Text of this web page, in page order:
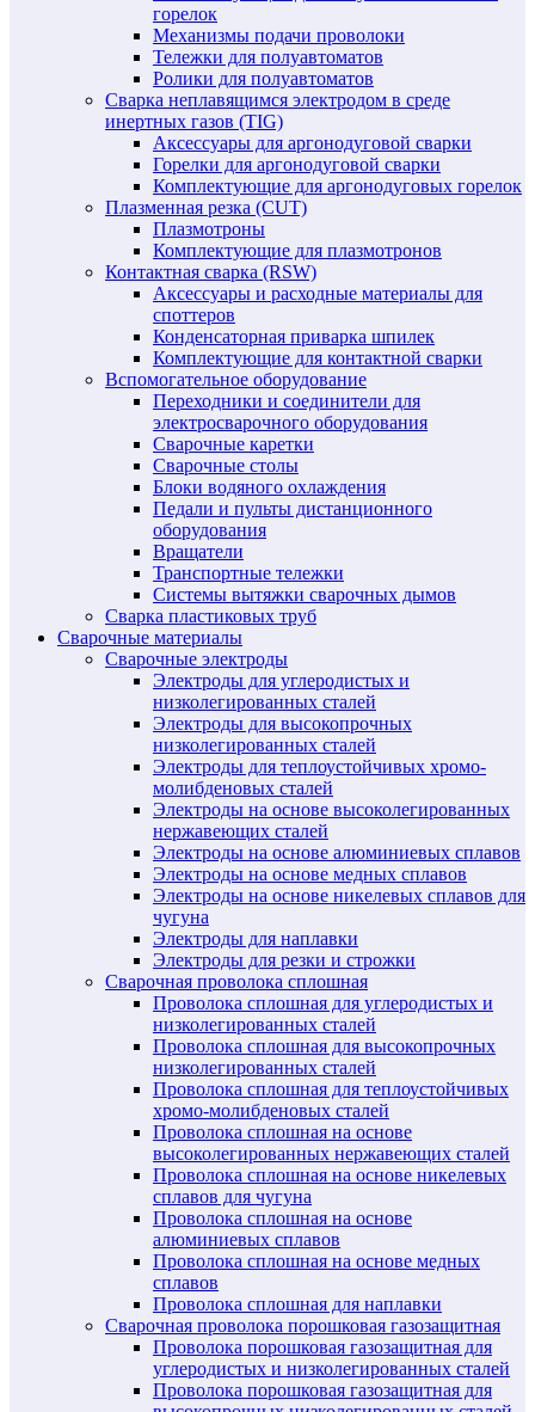
горелок
Механизмы подачи проволоки
Тележки для полуавтоматов
Ролики для полуавтоматов
Сварка неплавящимся электродом в среде
инертных газов (TIG)
Аксессуары для аргонодуговой сварки
Горелки для аргонодуговой сварки
Комплектующие для аргонодуговых горелок
Плазменная резка (CUT)
Плазмотроны
Комплектующие для плазмотронов
Контактная сварка (RSW)
Аксессуары и расходные материалы для
споттеров
Конденсаторная приварка шпилек
Комплектующие для контактной сварки
Вспомогательное оборудование
Переходники и соединители для
электросварочного оборудования
Сварочные каретки
Сварочные столы
Блоки водяного охлаждения
Педали и пульты дистанционного
оборудования
Вращатели
Транспортные тележки
Системы вытяжки сварочных дымов
Сварка пластиковых труб
Сварочные материалы
Сварочные электроды
Электроды для углеродистых и
низколегированных сталей
Электроды для высокопрочных
низколегированных сталей
Электроды для теплоустойчивых хромо-
молибденовых сталей
Электроды на основе высоколегированных
нержавеющих сталей
Электроды на основе алюминиевых сплавов
Электроды на основе медных сплавов
Электроды на основе никелевых сплавов для
чугуна
Электроды для наплавки
Электроды для резки и строжки
Сварочная проволока сплошная
Проволока сплошная для углеродистых и
низколегированных сталей
Проволока сплошная для высокопрочных
низколегированных сталей
Проволока сплошная для теплоустойчивых
хромо-молибденовых сталей
Проволока сплошная на основе
высоколегированных нержавеющих сталей
Проволока сплошная на основе никелевых
сплавов для чугуна
Проволока сплошная на основе
алюминиевых сплавов
Проволока сплошная на основе медных
сплавов
Проволока сплошная для наплавки
Сварочная проволока порошковая газозащитная
Проволока порошковая газозащитная для
углеродистых и низколегированных сталей
Проволока порошковая газозащитная для